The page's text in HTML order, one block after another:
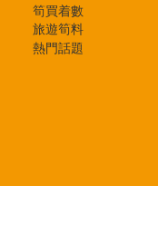
筍買着數
旅遊筍料
熱門話題